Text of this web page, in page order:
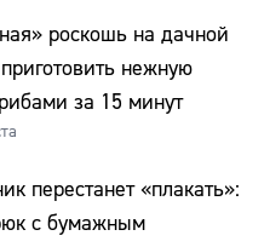
роскошь на дачной
нежную
за 15 минут
перестанет «плакать»:
с бумажным